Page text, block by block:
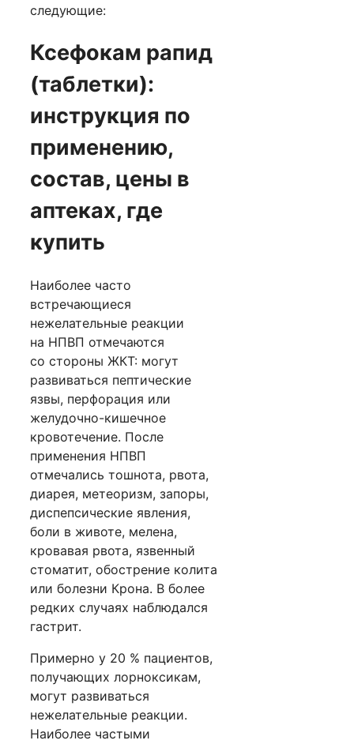
следующие:
Ксефокам рапид
(таблетки):
инструкция по
применению,
состав, цены в
аптеках, где
купить
Наиболее часто
встречающиеся
нежелательные реакции
на НПВП отмечаются
со стороны ЖКТ: могут
развиваться пептические
язвы, перфорация или
желудочно-кишечное
кровотечение. После
применения НПВП
отмечались тошнота, рвота,
диарея, метеоризм, запоры,
диспепсические явления,
боли в животе, мелена,
кровавая рвота, язвенный
стоматит, обострение колита
или болезни Крона. В более
редких случаях наблюдался
гастрит.
Примерно у 20 % пациентов,
получающих лорноксикам,
могут развиваться
нежелательные реакции.
Наиболее частыми